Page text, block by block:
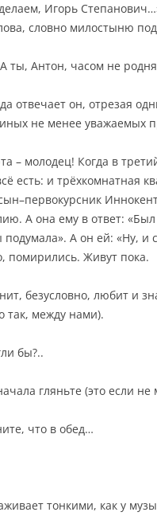
Игорь
словно милостыню
ты, Антон, часом не
отвечает он, отрезая
не менее уважаемых
– молодец! Когда в
есть: и трёхкомнатная
А она ему в ответ:
А он ей: «Ну, и
помирились. Живут пока.
безусловно, любит и
так, между нами).
бы?..
гляньте (это если
что в обед…
тонкими, как у